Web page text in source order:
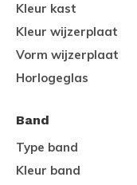
Kleur kast
Kleur wijzerplaat
Vorm wijzerplaat
Horlogeglas
Band
Type band
Kleur band